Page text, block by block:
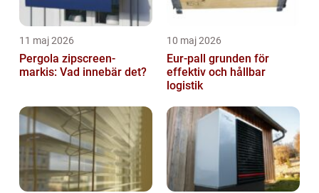
11 maj 2026
Pergola zipscreen-
markis: Vad innebär det?
10 maj 2026
Eur-pall grunden för
effektiv och hållbar
logistik